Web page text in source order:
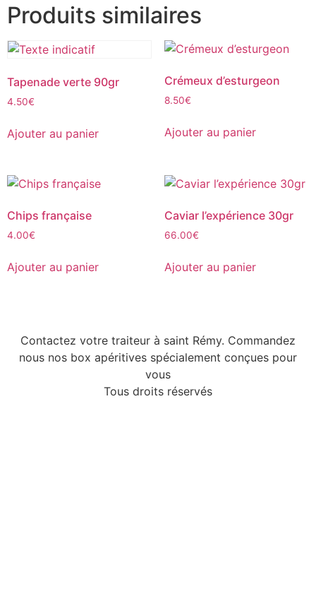
Produits similaires
Tapenade verte 90gr
4.50€
Ajouter au panier
Crémeux d’esturgeon
8.50€
Ajouter au panier
Chips française
4.00€
Ajouter au panier
Caviar l’expérience 30gr
66.00€
Ajouter au panier
Contactez votre traiteur à saint Rémy. Commandez
nous nos box apéritives spécialement conçues pour
vous
Tous droits réservés